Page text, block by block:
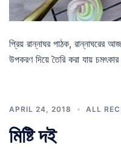
প্রিয় রান্নাঘর পাঠক,
উপকরণ দিয়ে তৈরি করা যায়
APRIL 24, 2018 ALL
মিষ্টি দই